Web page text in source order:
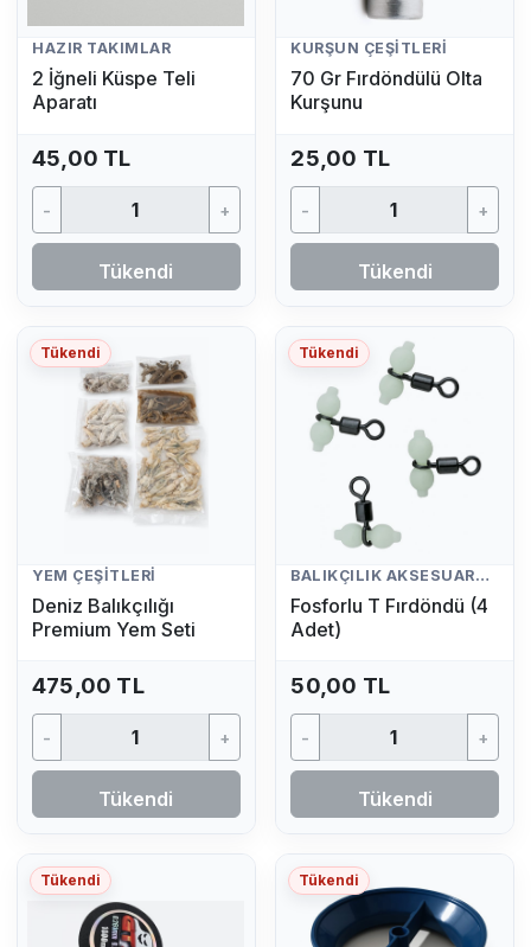
HAZIR TAKIMLAR
2 İğneli Küspe Teli
Aparatı
45,00 TL
- +
Tükendi
KURŞUN ÇEŞITLERI
70 Gr Fırdöndülü Olta
Kurşunu
25,00 TL
- +
Tükendi
Tükendi
YEM ÇEŞITLERI
Deniz Balıkçılığı
Premium Yem Seti
475,00 TL
- +
Tükendi
Tükendi
BALIKÇILIK AKSESUARLARI
Fosforlu T Fırdöndü (4
Adet)
50,00 TL
- +
Tükendi
Tükendi Tükendi